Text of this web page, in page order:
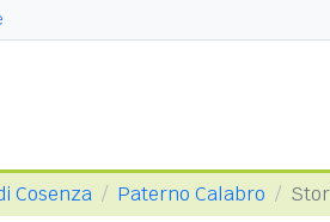
Cosenza Paterno Calabro